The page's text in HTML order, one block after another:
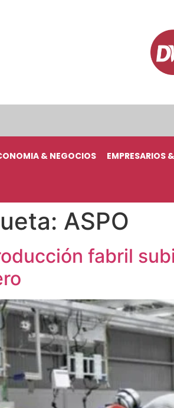
& NEGOCIOS EMPRESARIOS
ASPO
fabril